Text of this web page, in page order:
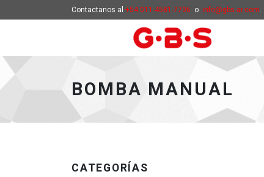
Contactanos al +54 011-4581-7706 o info@gbs-ar.com.
BOMBA MANUAL
CATEGORÍAS